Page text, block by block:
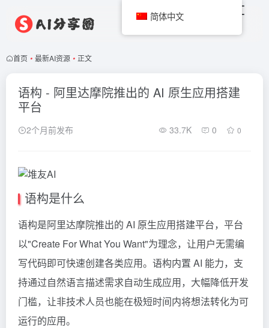
首页 • 最新AI资源 • 正文
语构 - 阿里达摩院推出的 AI 原生应用搭建
平台
2个月前发布 33.7K 0 0
语构是什么
语构是阿里达摩院推出的 AI 原生应用搭建平台，平台
以"Create For What You Want"为理念，让用户无需编
写代码即可快速创建各类应用。语构内置 AI 能力，支
持通过自然语言描述需求自动生成应用，大幅降低开发
门槛，让非技术人员也能在极短时间内将想法转化为可
运行的应用。
简体中文